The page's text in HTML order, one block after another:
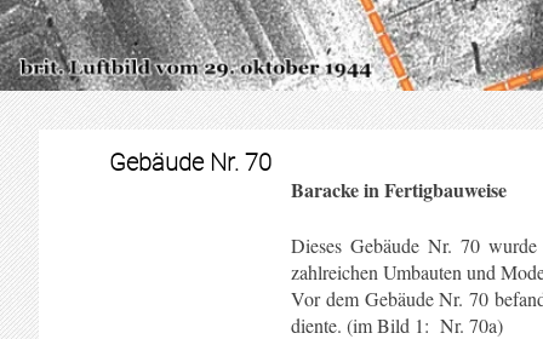
Gebäude Nr. 70
Baracke in Fertigbauweise
Dieses Gebäude Nr. 70
zahlreichen Umbauten und
Vor dem Gebäude Nr. 70
diente. (im Bild 1: Nr. 70a)